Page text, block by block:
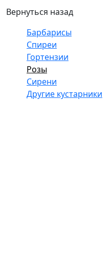
Вернуться назад
Барбарисы
Спиреи
Гортензии
Розы
Сирени
Другие кустарники